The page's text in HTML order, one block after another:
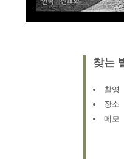
찾는
촬영
장소
메모